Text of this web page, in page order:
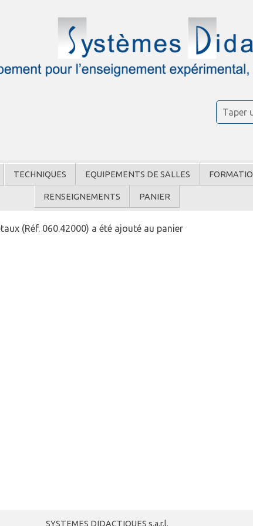
TECHNIQUES EQUIPEMENTS DE SALLES
RENSEIGNEMENTS PANIER
(Réf. 060.42000) a été ajouté au panier
SYSTEMES DIDACTIQUES s.a.r.l.